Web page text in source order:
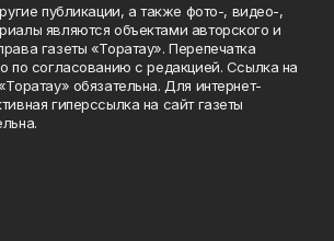
публикации, а также фото-, видео-,
являются объектами авторского и
газеты «Торатау». Перепечатка
по согласованию с редакцией. Ссылка на
обязательна. Для интернет-
гиперссылка на сайт газеты